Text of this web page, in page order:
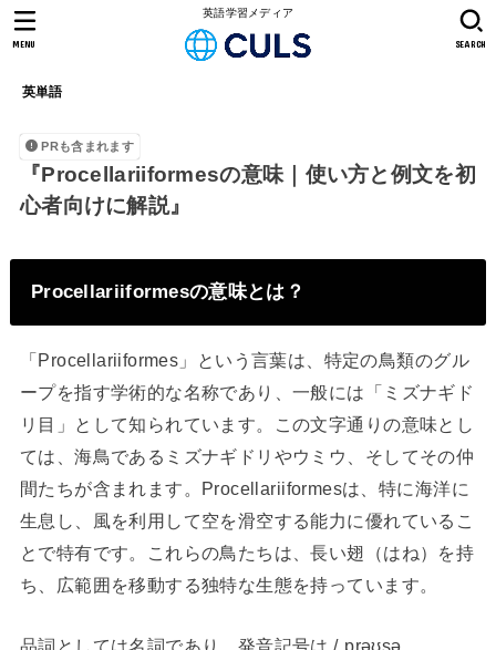
英語学習メディア
英単語
SEARCH
MENU
PRも含まれます
『Procellariiformesの意味｜使い方と例文を初
心者向けに解説』
Procellariiformesの意味とは？
「Procellariiformes」という言葉は、特定の鳥類のグル
ープを指す学術的な名称であり、一般には「ミズナギド
リ目」として知られています。この文字通りの意味とし
ては、海鳥であるミズナギドリやウミウ、そしてその仲
間たちが含まれます。Procellariiformesは、特に海洋に
生息し、風を利用して空を滑空する能力に優れているこ
とで特有です。これらの鳥たちは、長い翅（はね）を持
ち、広範囲を移動する独特な生態を持っています。
品詞としては名詞であり、発音記号は /ˌprəʊsə